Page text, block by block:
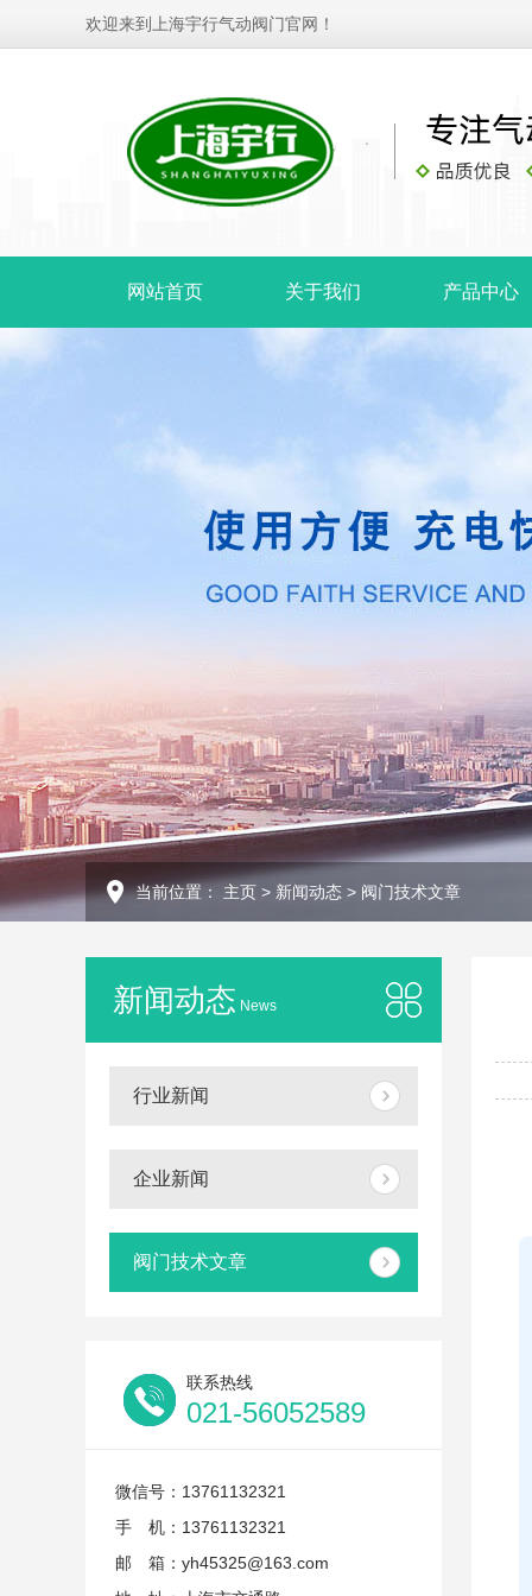
欢迎来到上海宇行气动阀门官网！
网站首页 关于我们 产品中心
当前位置： 主页 > 新闻动态 > 阀门技术文章
新闻动态 News
行业新闻
企业新闻
阀门技术文章
联系热线
021-56052589
微信号：13761132321
手 机：13761132321
邮 箱：yh45325@163.com